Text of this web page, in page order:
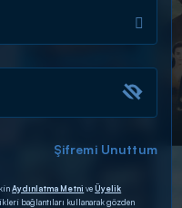
Şifremi Unuttum
Aydınlatma Metni veÜyelik
bağlantıları kullanarak gözden